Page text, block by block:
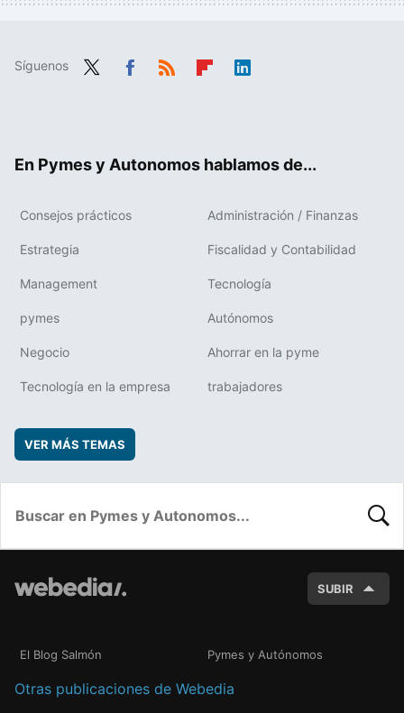
Síguenos
En Pymes y Autonomos hablamos de...
Consejos prácticos Administración / Finanzas
Estrategia Fiscalidad y Contabilidad
Management Tecnología
pymes Autónomos
Negocio Ahorrar en la pyme
Tecnología en la empresa trabajadores
VER MÁS TEMAS
SUBIR
El Blog Salmón Pymes y Autónomos
Otras publicaciones de Webedia